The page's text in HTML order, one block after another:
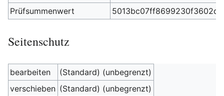
Prüfsummenwert
Seitenschutz
bearbeiten
(Standard) (unbegrenzt)
verschieben (Standard) (unbegrenzt)